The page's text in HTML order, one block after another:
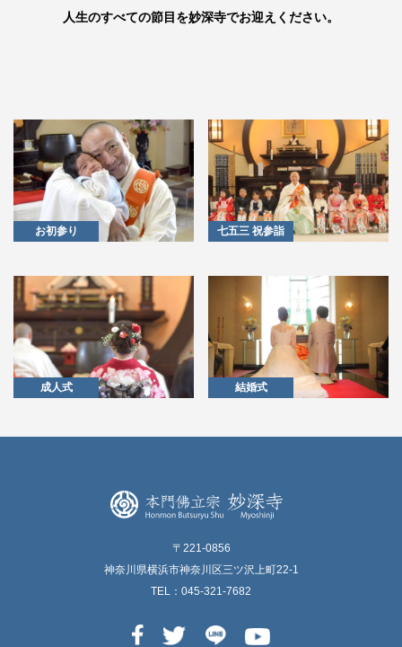
⼈⽣のすべての節⽬を妙深寺でお迎えください。
お初参り 七五三 祝参詣
成人式 結婚式
〒221-0856
神奈川県横浜市神奈川区三ツ沢上町22-1
TEL：045-321-7682